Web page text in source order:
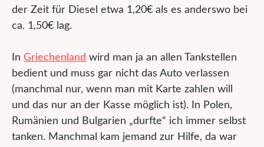
der Zeit für Diesel etwa 1,20€ als es anderswo bei
ca. 1,50€ lag.
In Griechenland wird man ja an allen Tankstellen
bedient und muss gar nicht das Auto verlassen
(manchmal nur, wenn man mit Karte zahlen will
und das nur an der Kasse möglich ist). In Polen,
Rumänien und Bulgarien „durfte“ ich immer selbst
tanken. Manchmal kam jemand zur Hilfe, da war